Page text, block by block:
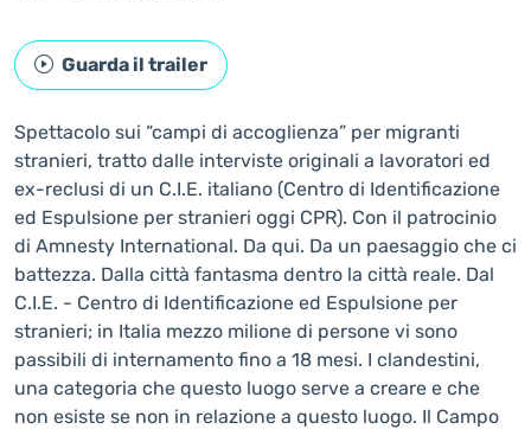
Guarda il trailer
Spettacolo sui “campi di accoglienza” per migranti
stranieri, tratto dalle interviste originali a lavoratori ed
ex-reclusi di un C.I.E. italiano (Centro di Identificazione
ed Espulsione per stranieri oggi CPR). Con il patrocinio
di Amnesty International. Da qui. Da un paesaggio che ci
battezza. Dalla città fantasma dentro la città reale. Dal
C.I.E. - Centro di Identificazione ed Espulsione per
stranieri; in Italia mezzo milione di persone vi sono
passibili di internamento fino a 18 mesi. I clandestini,
una categoria che questo luogo serve a creare e che
non esiste se non in relazione a questo luogo. Il Campo